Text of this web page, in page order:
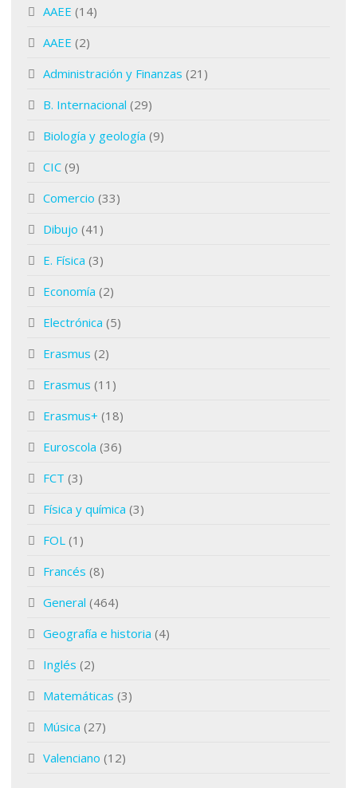
AAEE (14)
AAEE (2)
Administración y Finanzas (21)
B. Internacional (29)
Biología y geología (9)
CIC (9)
Comercio (33)
Dibujo (41)
E. Física (3)
Economía (2)
Electrónica (5)
Erasmus (2)
Erasmus (11)
Erasmus+ (18)
Euroscola (36)
FCT (3)
Física y química (3)
FOL (1)
Francés (8)
General (464)
Geografía e historia (4)
Inglés (2)
Matemáticas (3)
Música (27)
Valenciano (12)